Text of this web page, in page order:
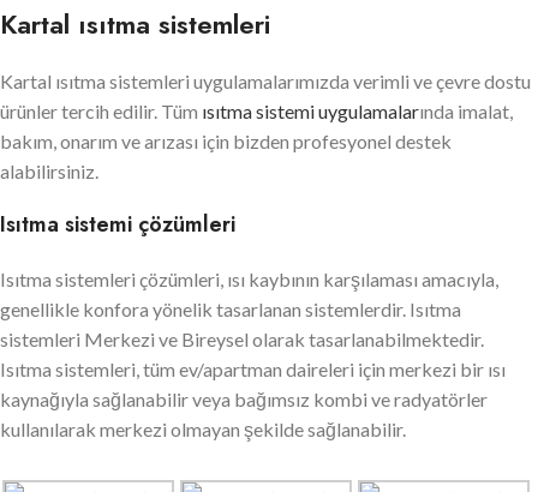
Kartal ısıtma sistemleri
Kartal ısıtma sistemleri uygulamalarımızda verimli ve çevre dostu
ürünler tercih edilir. Tüm ısıtma sistemi uygulamalarında imalat,
bakım, onarım ve arızası için bizden profesyonel destek
alabilirsiniz.
Isıtma sistemi çözümleri
Isıtma sistemleri çözümleri, ısı kaybının karşılaması amacıyla,
genellikle konfora yönelik tasarlanan sistemlerdir. Isıtma
sistemleri Merkezi ve Bireysel olarak tasarlanabilmektedir.
Isıtma sistemleri, tüm ev/apartman daireleri için merkezi bir ısı
kaynağıyla sağlanabilir veya bağımsız kombi ve radyatörler
kullanılarak merkezi olmayan şekilde sağlanabilir.